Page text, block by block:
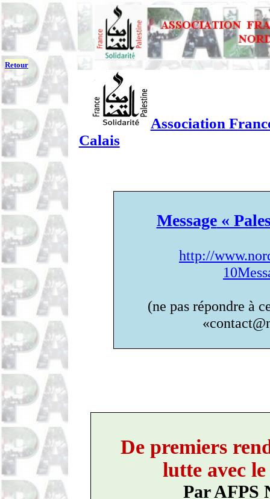
Retour
Association
Calais
Message«
http://
(ne pas répondre à
De premiers
lutte avec
Par AFPS